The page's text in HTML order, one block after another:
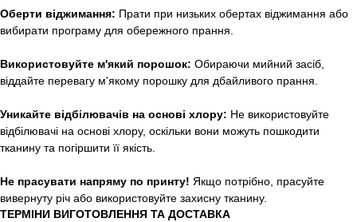
Оберти віджимання: Прати при низьких обертах віджимання або
вибирати програму для обережного прання.
Використовуйте м'який порошок: Обираючи мийний засіб,
віддайте перевагу м'якому порошку для дбайливого прання.
Уникайте відбілювачів на основі хлору: Не використовуйте
відбілювачі на основі хлору, оскільки вони можуть пошкодити
тканину та погіршити її якість.
Не прасувати напряму по принту! Якщо потрібно, прасуйте
вивернуту річ або використовуйте захисну тканину.
ТЕРМІНИ ВИГОТОВЛЕННЯ ТА ДОСТАВКА